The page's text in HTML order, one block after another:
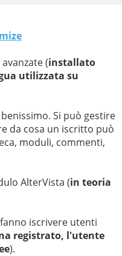
(installato
utilizzata su
Si può gestire
da cosa un iscritto può
moduli, commenti,
AlterVista (in teoria
iscrivere utenti
registrato, l'utente
).